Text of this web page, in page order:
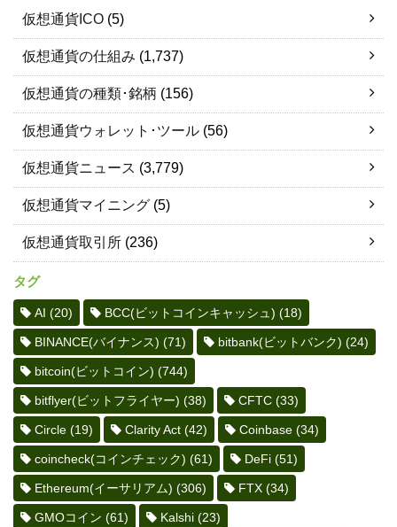
仮想通貨ICO (5)
仮想通貨の仕組み (1,737)
仮想通貨の種類･銘柄 (156)
仮想通貨ウォレット･ツール (56)
仮想通貨ニュース (3,779)
仮想通貨マイニング (5)
仮想通貨取引所 (236)
タグ
AI (20) BCC(ビットコインキャッシュ) (18)
BINANCE(バイナンス) (71) bitbank(ビットバンク) (24)
bitcoin(ビットコイン) (744)
bitflyer(ビットフライヤー) (38) CFTC (33)
Circle (19) Clarity Act (42) Coinbase (34)
coincheck(コインチェック) (61) DeFi (51)
Ethereum(イーサリアム) (306) FTX (34)
GMOコイン (61) Kalshi (23)